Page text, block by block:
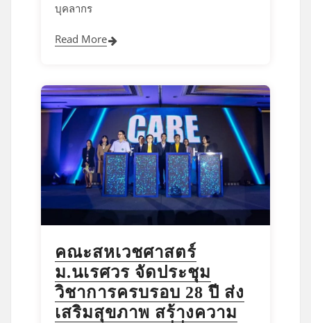
บุคลากร
Read More
คณะสหเวชศาสตร์
ม.นเรศวร จัดประชุม
วิชาการครบรอบ 28 ปี ส่ง
เสริมสุขภาพ สร้างความ